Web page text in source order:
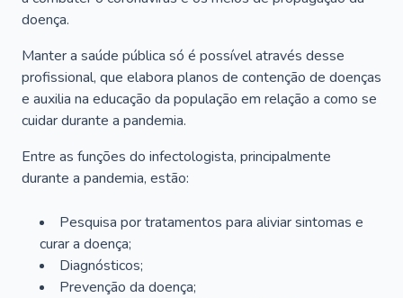
doença.
Manter a saúde pública só é possível através desse
profissional, que elabora planos de contenção de doenças
e auxilia na educação da população em relação a como se
cuidar durante a pandemia.
Entre as funções do infectologista, principalmente
durante a pandemia, estão:
Pesquisa por tratamentos para aliviar sintomas e
curar a doença;
Diagnósticos;
Prevenção da doença;